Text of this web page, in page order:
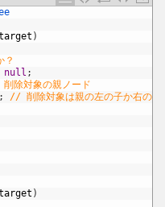
)
？
null ;
除対象の親ノード
; // 削除対象は親の左の子か右の子
)